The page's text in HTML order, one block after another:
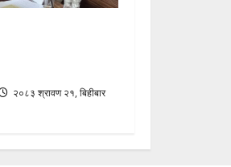
२०८३ श्रावण २१, बिहीबार